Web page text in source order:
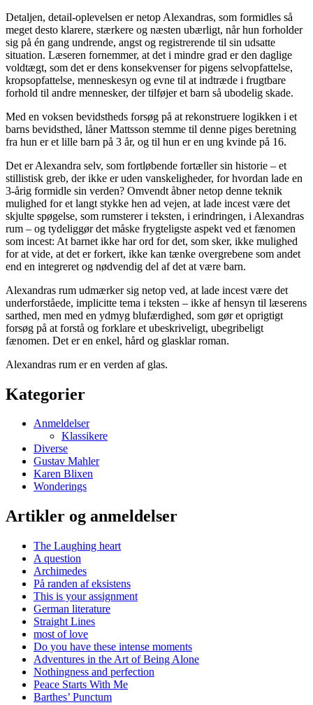
Detaljen, detail-oplevelsen er netop Alexandras, som formidles så
meget desto klarere, stærkere og næsten ubærligt, når hun forholder
sig på én gang undrende, angst og registrerende til sin udsatte
situation. Læseren fornemmer, at det i mindre grad er den daglige
voldtægt, som det er dens konsekvenser for pigens selvopfattelse,
kropsopfattelse, menneskesyn og evne til at indtræde i frugtbare
forhold til andre mennesker, der tilføjer et barn så ubodelig skade.
Med en voksen bevidstheds forsøg på at rekonstruere logikken i et
barns bevidsthed, låner Mattsson stemme til denne piges beretning
fra hun er et lille barn på 3 år, og til hun er en ung kvinde på 16.
Det er Alexandra selv, som fortløbende fortæller sin historie – et
stillistisk greb, der ikke er uden vanskeligheder, for hvordan lade en
3-årig formidle sin verden? Omvendt åbner netop denne teknik
mulighed for et langt stykke hen ad vejen, at lade incest være det
skjulte spøgelse, som rumsterer i teksten, i erindringen, i Alexandras
rum – og tydeliggør det måske frygteligste aspekt ved et fænomen
som incest: At barnet ikke har ord for det, som sker, ikke mulighed
for at vide, at det er forkert, ikke kan tænke overgrebene som andet
end en integreret og nødvendig del af det at være barn.
Alexandras rum udmærker sig netop ved, at lade incest være det
underforståede, implicitte tema i teksten – ikke af hensyn til læserens
sarthed, men med en ydmyg blufærdighed, som gør et oprigtigt
forsøg på at forstå og forklare et ubeskriveligt, ubegribeligt
fænomen. Det er en enkel, hård og glasklar roman.
Alexandras rum er en verden af glas.
Kategorier
Anmeldelser
Klassikere
Diverse
Gustav Mahler
Karen Blixen
Wonderings
Artikler og anmeldelser
The Laughing heart
A question
Archimedes
På randen af eksistens
This is your assignment
German literature
Straight Lines
most of love
Do you have these intense moments
Adventures in the Art of Being Alone
Nothingness and perfection
Peace Starts With Me
Barthes’ Punctum